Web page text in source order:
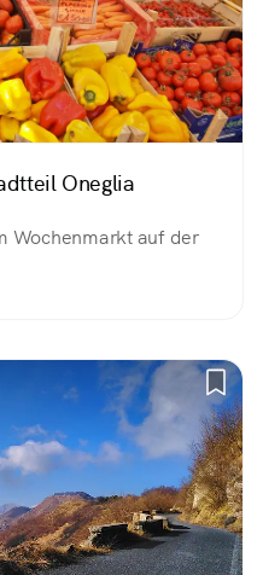
Oneglia
Wochenmarkt auf der